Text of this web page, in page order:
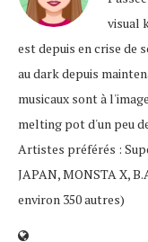
visual
est depuis en crise de
au dark depuis
musicaux sont à
melting pot d'un peu
Artistes préférés :
JAPAN, MONSTA X,
environ 350 autres)